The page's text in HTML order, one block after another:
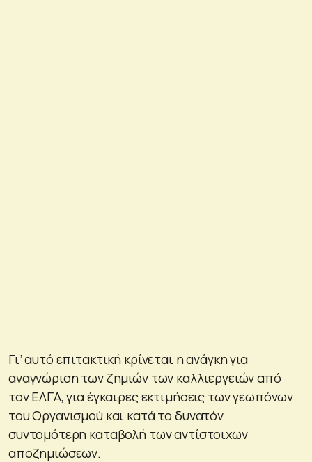
Γι’ αυτό επιτακτική κρίνεται η ανάγκη για
αναγνώριση των ζημιών των καλλιεργειών από
τον ΕΛΓΑ, για έγκαιρες εκτιμήσεις των γεωπόνων
του Οργανισμού και κατά το δυνατόν
συντομότερη καταβολή των αντίστοιχων
αποζημιώσεων.